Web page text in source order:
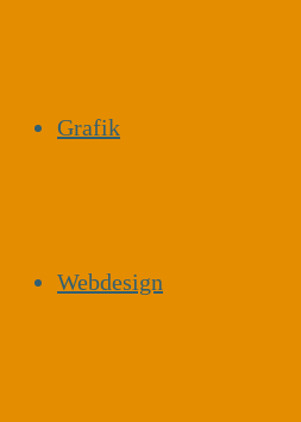
Grafik
Webdesign